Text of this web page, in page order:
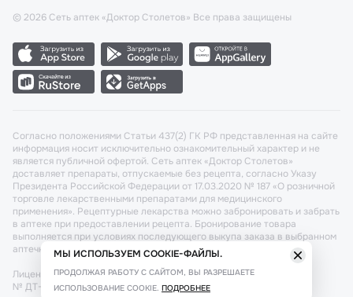
© 2026 Сеть аптек «Доктор Столетов» Все права защищены
Согласно положениями Статьи 437(2) ГК РФ представленная на сайте
информация носит исключительно ознакомительный характер и не
является публичной офертой. Сеть аптек «Доктор Столетов»
доставляет препараты, отпускаемые без рецепта, согласно Указу
Президента Российской Федерации от 17.03.2020 № 187 «О розничной
торговле лекарственными препаратами для медицинского
применения». Рецептурные лекарства можно забронировать и забрать
в аптеке при предоставлении рецепта. Бронирование товара
выполняется при условиях последующего выкупа заказа в выбранном
аптечном пункте.
Лицензия №: ЛО-77-02-011340 от 22 декабря 2020г. Разрешение
№ ДТ-77-000421 от 25.10.2021 г. Вопросы по заказам, претензии
МЫ ИСПОЛЬЗУЕМ COOKIE-ФАЙЛЫ.
ПРОДОЛЖАЯ РАБОТУ С САЙТОМ, ВЫ РАЗРЕШАЕТЕ
ИСПОЛЬЗОВАНИЕ COOKIE. ПОДРОБНЕЕ